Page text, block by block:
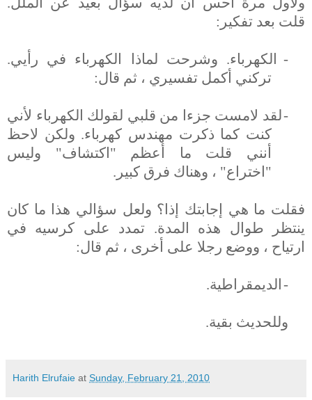
قلت بعد تفكير:
-
الكهرباء. وشرحت لماذا الكهرباء في رأيي.
تركني أكمل تفسيري ، ثم قال:
-لقد لامست جزءا من قلبي لقولك الكهرباء لأني
كنت كما ذكرت مهندس كهرباء. ولكن لاحظ
أنني قلت ما أعظم "اكتشاف" وليس
"اختراع" ، وهناك فرق كبير.
فقلت ما هي إجابتك إذا؟ ولعل سؤالي هذا ما كان
ينتظر طوال هذه المدة. تمدد على كرسيه في
ارتياح ، ووضع رجلا على أخرى ، ثم قال:
- الديمقراطية.
وللحديث بقية.
Harith Elrufaie at Sunday, February 21, 2010